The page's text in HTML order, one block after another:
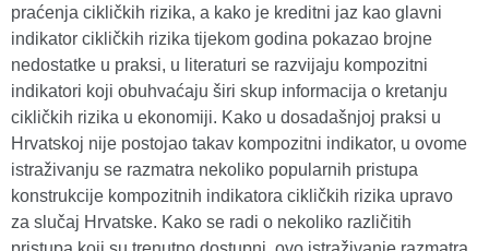
praćenja cikličkih rizika, a kako je kreditni jaz kao glavni
indikator cikličkih rizika tijekom godina pokazao brojne
nedostatke u praksi, u literaturi se razvijaju kompozitni
indikatori koji obuhvaćaju širi skup informacija o kretanju
cikličkih rizika u ekonomiji. Kako u dosadašnjoj praksi u
Hrvatskoj nije postojao takav kompozitni indikator, u ovome
istraživanju se razmatra nekoliko popularnih pristupa
konstrukcije kompozitnih indikatora cikličkih rizika upravo
za slučaj Hrvatske. Kako se radi o nekoliko različitih